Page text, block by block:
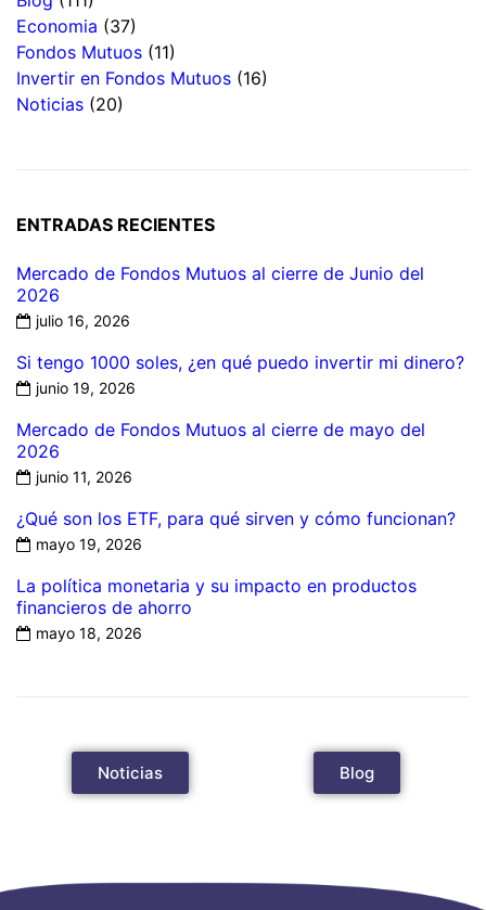
Economia (37)
Fondos Mutuos (11)
Invertir en Fondos Mutuos (16)
Noticias (20)
ENTRADAS RECIENTES
Mercado de Fondos Mutuos al cierre de Junio del
2026
julio 16, 2026
Si tengo 1000 soles, ¿en qué puedo invertir mi dinero?
junio 19, 2026
Mercado de Fondos Mutuos al cierre de mayo del
2026
junio 11, 2026
¿Qué son los ETF, para qué sirven y cómo funcionan?
mayo 19, 2026
La política monetaria y su impacto en productos
financieros de ahorro
mayo 18, 2026
Noticias Blog